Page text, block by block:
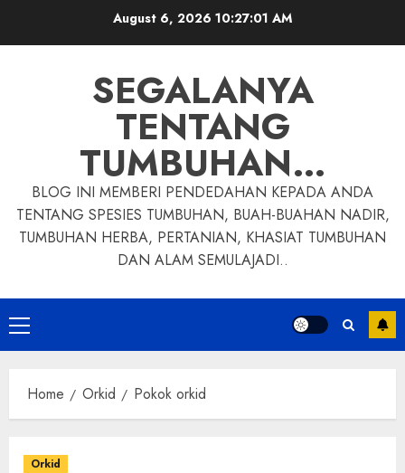
August 6, 2026 10:27:02 AM
SEGALANYA
TENTANG
TUMBUHAN…
BLOG INI MEMBERI PENDEDAHAN KEPADA ANDA
TENTANG SPESIES TUMBUHAN, BUAH-BUAHAN NADIR,
TUMBUHAN HERBA, PERTANIAN, KHASIAT TUMBUHAN
DAN ALAM SEMULAJADI..
Primary
Menu
Home Orkid Pokok orkid
Orkid